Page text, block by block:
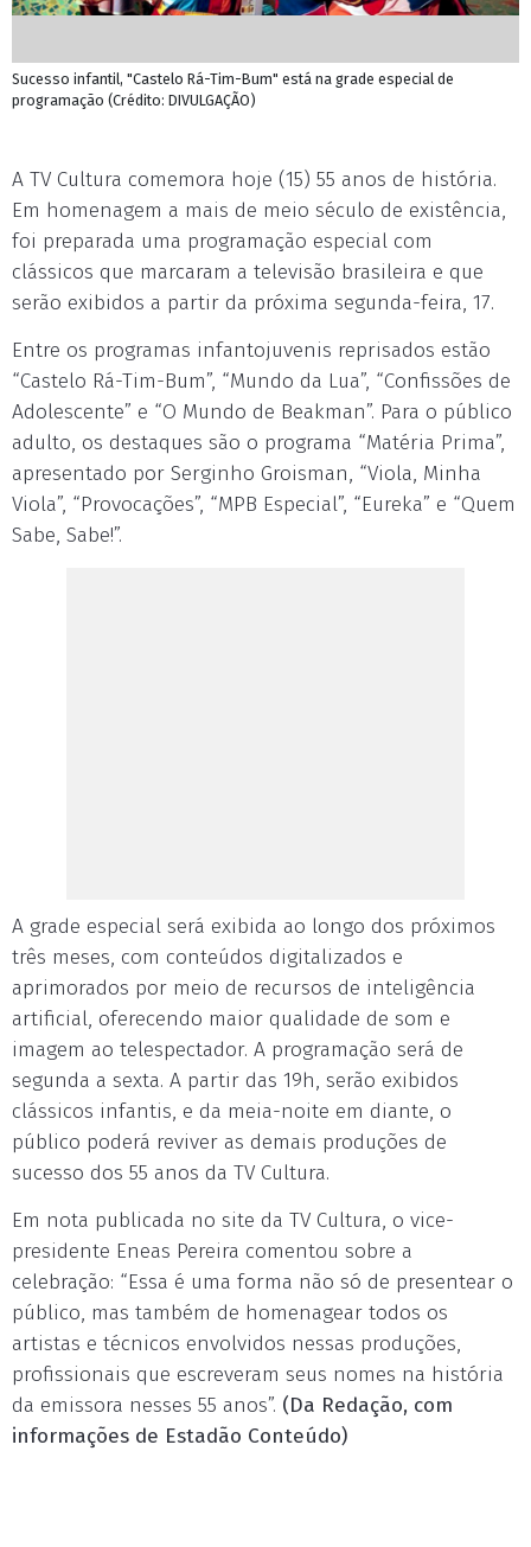
Sucesso infantil, "Castelo Rá-Tim-Bum" está na grade especial de
programação (Crédito: DIVULGAÇÃO)
A TV Cultura comemora hoje (15) 55 anos de história.
Em homenagem a mais de meio século de existência,
foi preparada uma programação especial com
clássicos que marcaram a televisão brasileira e que
serão exibidos a partir da próxima segunda-feira, 17.
Entre os programas infantojuvenis reprisados estão
“Castelo Rá-Tim-Bum”, “Mundo da Lua”, “Confissões de
Adolescente” e “O Mundo de Beakman”. Para o público
adulto, os destaques são o programa “Matéria Prima”,
apresentado por Serginho Groisman, “Viola, Minha
Viola”, “Provocações”, “MPB Especial”, “Eureka” e “Quem
Sabe, Sabe!”.
A grade especial será exibida ao longo dos próximos
três meses, com conteúdos digitalizados e
aprimorados por meio de recursos de inteligência
artificial, oferecendo maior qualidade de som e
imagem ao telespectador. A programação será de
segunda a sexta. A partir das 19h, serão exibidos
clássicos infantis, e da meia-noite em diante, o
público poderá reviver as demais produções de
sucesso dos 55 anos da TV Cultura.
Em nota publicada no site da TV Cultura, o vice-
presidente Eneas Pereira comentou sobre a
celebração: “Essa é uma forma não só de presentear o
público, mas também de homenagear todos os
artistas e técnicos envolvidos nessas produções,
profissionais que escreveram seus nomes na história
da emissora nesses 55 anos”. (Da Redação, com
informações de Estadão Conteúdo)